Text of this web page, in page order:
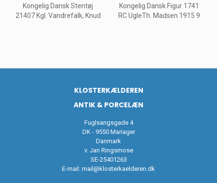
Kongelig Dansk Stentøj
21407 Kgl. Vandrefalk, Knud
Kongelig Dansk Figur 1741
RC UgleTh. Madsen 1915 9
KLOSTERKÆLDEREN
ANTIK & PORCELÆN
Fuglsangsgade 4
DK - 9550 Mariager
Danmark
v. Jan Ringsmose
SE-25401263
E-mail: mail@klosterkaelderen.dk